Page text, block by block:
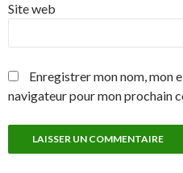
Site web
Enregistrer mon nom, mon
navigateur pour mon prochain